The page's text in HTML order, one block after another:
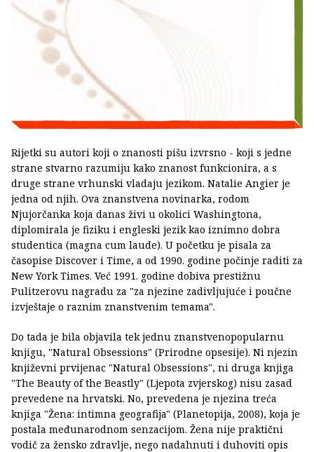
Rijetki su autori koji o znanosti pišu izvrsno - koji s jedne
strane stvarno razumiju kako znanost funkcionira, a s
druge strane vrhunski vladaju jezikom. Natalie Angier je
jedna od njih. Ova znanstvena novinarka, rodom
Njujorčanka koja danas živi u okolici Washingtona,
diplomirala je fiziku i engleski jezik kao iznimno dobra
studentica (magna cum laude). U početku je pisala za
časopise Discover i Time, a od 1990. godine počinje raditi za
New York Times. Već 1991. godine dobiva prestižnu
Pulitzerovu nagradu za "za njezine zadivljujuće i poučne
izvještaje o raznim znanstvenim temama".
Do tada je bila objavila tek jednu znanstvenopopularnu
knjigu, "Natural Obsessions" (Prirodne opsesije). Ni njezin
književni prvijenac "Natural Obsessions", ni druga knjiga
"The Beauty of the Beastly" (Ljepota zvjerskog) nisu zasad
prevedene na hrvatski. No, prevedena je njezina treća
knjiga "Žena: intimna geografija" (Planetopija, 2008), koja je
postala međunarodnom senzacijom. Žena nije praktični
vodič za žensko zdravlje, nego nadahnuti i duhoviti opis